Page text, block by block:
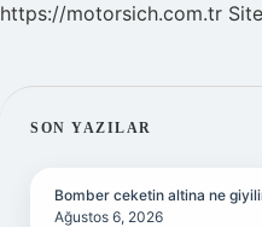
https://motorsich.com.tr
SIDEBAR
SON YAZILAR
Bomber ceketin altina ne
Ağustos 6, 2026